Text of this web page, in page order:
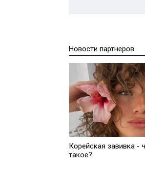
Новости партнеров
Корейская завивка -
такое?